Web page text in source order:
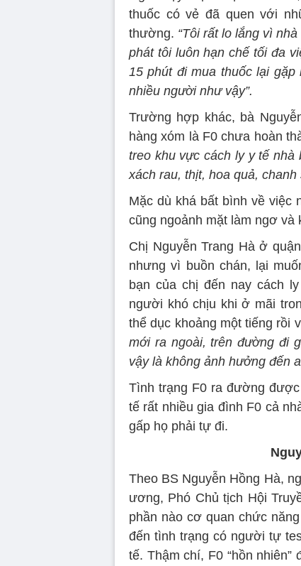
thuốc có vẻ đã quen với
thường. “Tôi rất lo lắng vì
phát tôi luôn hạn chế tối đa
15 phút đi mua thuốc lại
nhiều người như vậy”.
Trường hợp khác, bà
hàng xóm là F0 chưa hoàn
treo khu vực cách ly y tế
xách rau, thịt, hoa quả, chanh
Mặc dù khá bất bình về việc
cũng ngoảnh mặt làm ngơ
Chị Nguyễn Trang Hà ở
nhưng vì buồn chán, lại
bạn của chị đến nay cách
người khó chịu khi ở mãi
thể dục khoảng một tiếng rồi
mới ra ngoài, trên đường đi
vậy là không ảnh hưởng đến
Tình trạng F0 ra đường
tế rất nhiều gia đình F0 cả
gấp họ phải tự đi.
Theo BS Nguyễn Hồng Hà,
ương, Phó Chủ tịch Hội
phần nào cơ quan chức
đến tình trạng có người tự
tế. Thậm chí, F0 “hồn